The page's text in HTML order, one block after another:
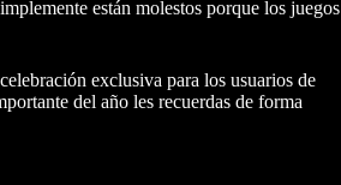
están molestos porque los juegos
exclusiva para los usuarios de
del año les recuerdas de forma